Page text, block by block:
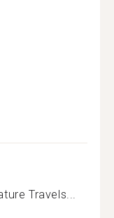
Travels...